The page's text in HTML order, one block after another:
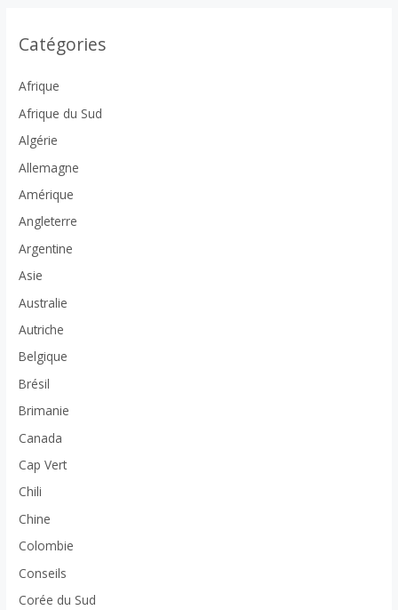
Catégories
Afrique
Afrique du Sud
Algérie
Allemagne
Amérique
Angleterre
Argentine
Asie
Australie
Autriche
Belgique
Brésil
Brimanie
Canada
Cap Vert
Chili
Chine
Colombie
Conseils
Corée du Sud